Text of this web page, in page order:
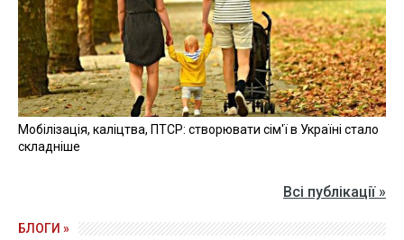
Мобілізація, каліцтва, ПТСР: створювати сім'ї в Україні стало
складніше
Всі публікації »
БЛОГИ »